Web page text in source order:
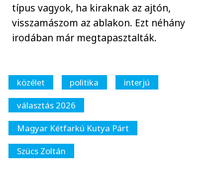
típus vagyok, ha kiraknak az ajtón,
visszamászom az ablakon. Ezt néhány
irodában már megtapasztalták.
közélet politika
interjú
választás 2026
Magyar Kétfarkú Kutya Párt
Szücs Zoltán